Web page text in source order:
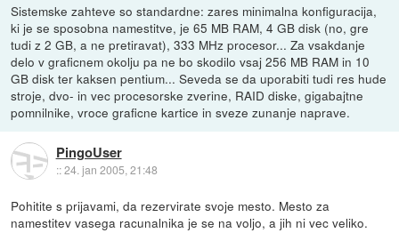
Sistemske zahteve so standardne: zares minimalna konfiguracija,
ki je se sposobna namestitve, je 65 MB RAM, 4 GB disk (no, gre
tudi z 2 GB, a ne pretiravat), 333 MHz procesor... Za vsakdanje
delo v graficnem okolju pa ne bo skodilo vsaj 256 MB RAM in 10
GB disk ter kaksen pentium... Seveda se da uporabiti tudi res hude
stroje, dvo- in vec procesorske zverine, RAID diske, gigabajtne
pomnilnike, vroce graficne kartice in sveze zunanje naprave.
PingoUser
::24. jan 2005, 21:48
Pohitite s prijavami, da rezervirate svoje mesto. Mesto za
namestitev vasega racunalnika je se na voljo, a jih ni vec veliko.